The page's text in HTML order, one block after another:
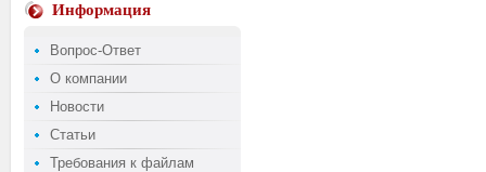
Информация
Вопрос-Ответ
О компании
Новости
Статьи
Требования к файлам